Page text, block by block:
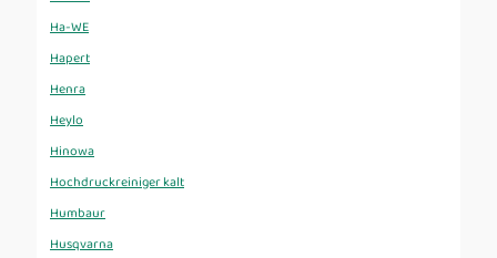
Ha-WE
Hapert
Henra
Heylo
Hinowa
Hochdruckreiniger kalt
Humbaur
Husqvarna